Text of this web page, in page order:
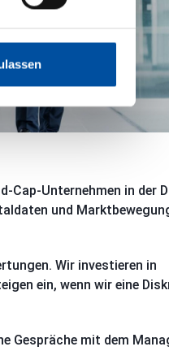
Unternehmen in der
und
Wir investieren in
ein, wenn wir eine
Gespräche mit dem